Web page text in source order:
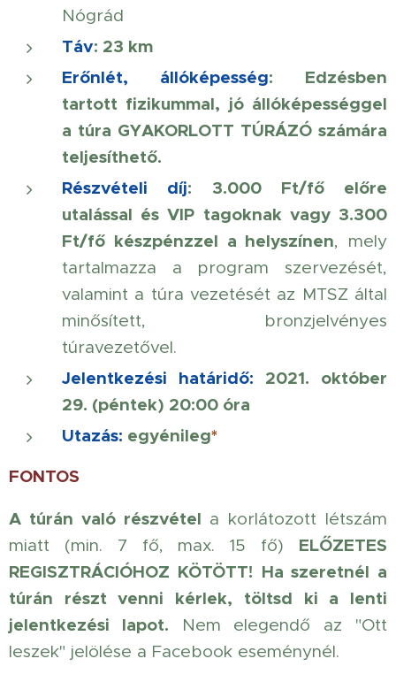
Nógrád
Táv: 23 km
Erőnlét, állóképesség: Edzésben
tartott fizikummal, jó állóképességgel
a túra GYAKORLOTT TÚRÁZÓ számára
teljesíthető.
Részvételi díj: 3.000 Ft/fő előre
utalással és VIP tagoknak vagy 3.300
Ft/fő készpénzzel a helyszínen, mely
tartalmazza a program szervezését,
valamint a túra vezetését az MTSZ által
minősített, bronzjelvényes
túravezetővel.
Jelentkezési határidő: 2021. október
29. (péntek) 20:00 óra
Utazás: egyénileg*
FONTOS
A túrán való részvétel a korlátozott létszám
miatt (min. 7 fő, max. 15 fő) ELŐZETES
REGISZTRÁCIÓHOZ KÖTÖTT! Ha szeretnél a
túrán részt venni kérlek, töltsd ki a lenti
jelentkezési lapot. Nem elegendő az "Ott
leszek" jelölése a Facebook eseménynél.